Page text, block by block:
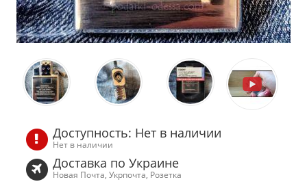
Доступность: Нет в наличии
Нет в наличии
Доставка по Украине
Новая Почта, Укрпочта, Розетка